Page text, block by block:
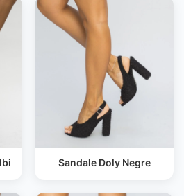
Sandale Doly Negre